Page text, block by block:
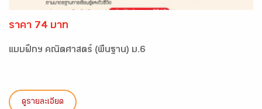
ราคา 74 บาท
แบบฝึกฯ คณิตศาสตร์ (พื้นฐาน) ม.6
ดูรายละเอียด